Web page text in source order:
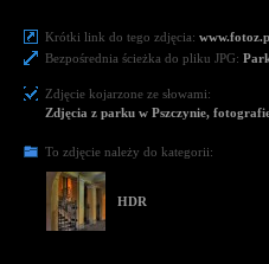
Krótki link do tego zdjęcia:
Bezpośrednia ścieżka do pliku JPG:
Zdjęcie kojarzone ze słowami:
Zdjęcia z parku w Pszczynie,
To zdjęcie należy do kategorii:
HDR